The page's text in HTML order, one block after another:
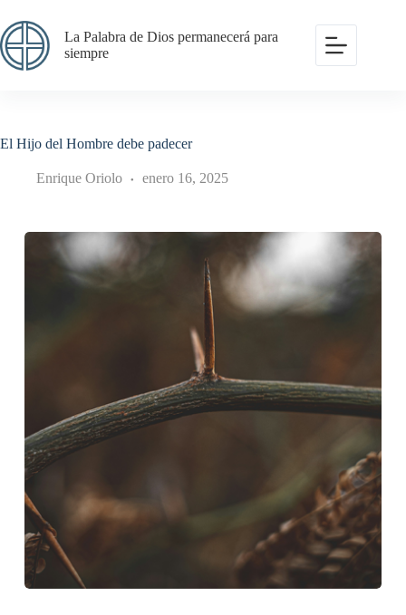
al
contenido
La Palabra de Dios permanecerá para
siempre
El Hijo del Hombre debe padecer
Enrique Oriolo enero 16, 2025